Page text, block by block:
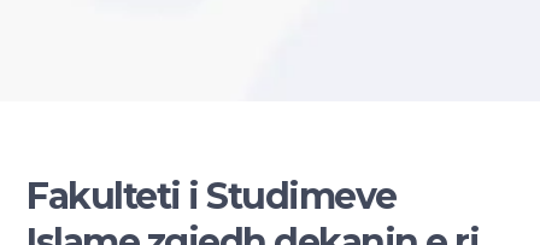
Fakulteti i Studimeve